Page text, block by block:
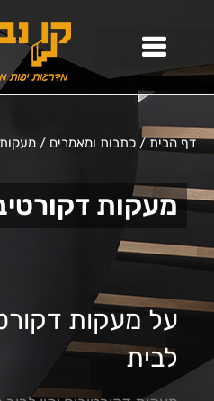
דף הבית/ כתבות ומאמרים /
מעקות
על מעקות
לבית